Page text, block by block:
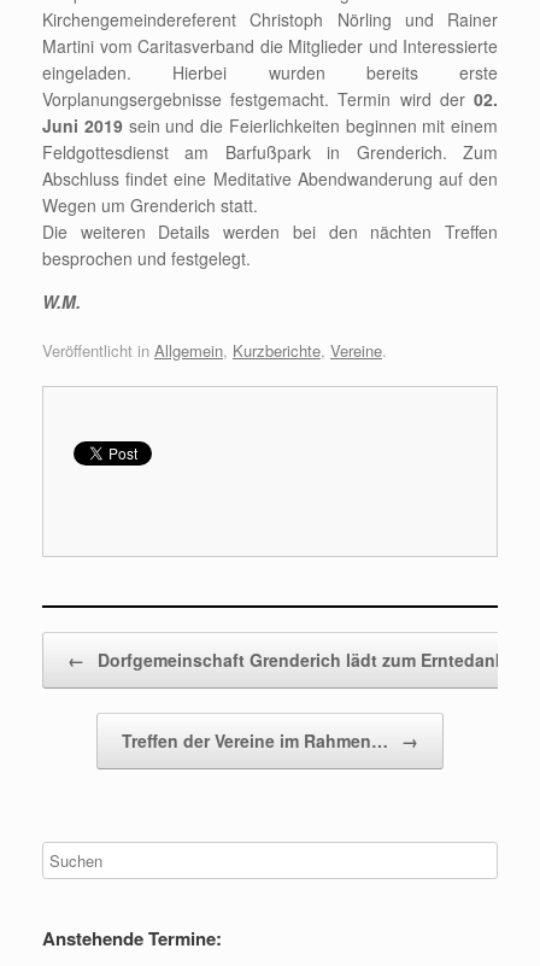
Kirchengemeindereferent Christoph Nörling und Rainer
Martini vom Caritasverband die Mitglieder und Interessierte
eingeladen. Hierbei wurden bereits erste
Vorplanungsergebnisse festgemacht. Termin wird der 02.
Juni 2019sein und die Feierlichkeiten beginnen mit einem
Feldgottesdienst am Barfußpark in Grenderich. Zum
Abschluss findet eine Meditative Abendwanderung auf den
Wegen um Grenderich statt.
Die weiteren Details werden bei den nächten Treffen
besprochen und festgelegt.
W.M.
Veröffentlicht in Allgemein, Kurzberichte, Vereine.
← Dorfgemeinschaft Grenderich lädt zum Erntedank…
Treffen der Vereine im Rahmen… →
Anstehende Termine: